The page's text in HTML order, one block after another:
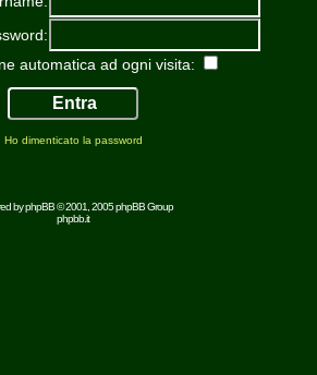
automatica ad ogni visita:
Ho dimenticato la password
byphpBB© 2001, 2005 phpBB Group
phpbb.it